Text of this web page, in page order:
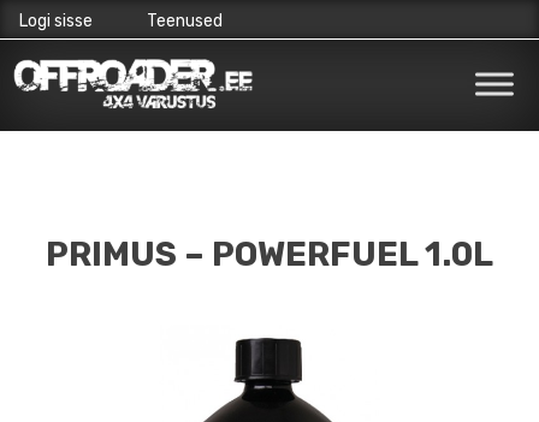
to
Logi sisse Teenused
PRIMUS – POWERFUEL 1.0L